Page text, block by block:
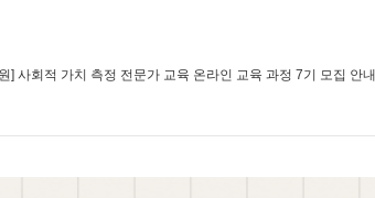
] 사회적 가치 측정 전문가 교육 온라인 교육 과정 7기 모집 안내